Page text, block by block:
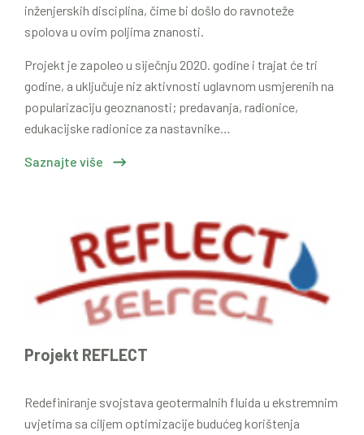
inženjerskih disciplina, čime bi došlo do ravnoteže
spolova u ovim poljima znanosti.
Projekt je zapoleo u siječnju 2020. godine i trajat će tri
godine, a uključuje niz aktivnosti uglavnom usmjerenih na
popularizaciju geoznanosti; predavanja, radionice,
edukacijske radionice za nastavnike…
Saznajte više
Projekt REFLECT
Redefiniranje svojstava geotermalnih fluida u ekstremnim
uvjetima sa ciljem optimizacije budućeg korištenja